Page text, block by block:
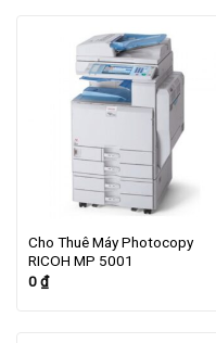
Cho Thuê Máy Photocopy
RICOH MP 5001
0₫